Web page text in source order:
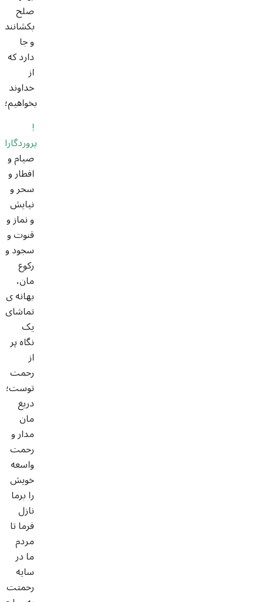
صلح
بکشانند
و جا
دارد که
از
خداوند
بخواهیم؛
!
پروردگارا
صیام و
افطار و
سحر و
نیایش
و نماز و
قنوت و
سجود و
رکوع
مان،
بهانه ی
تماشای
یک
نگاه پر
از
رحمت
توست؛
دریغ
مان
مدار و
رحمت
واسعه
خویش
را برما
نازل
فرما تا
مردم
ما در
سایه
رحمتت